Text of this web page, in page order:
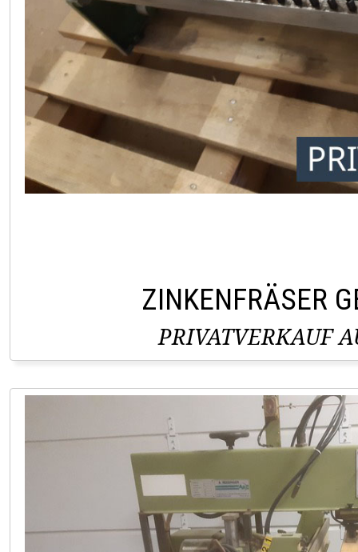
ZINKENFRÄSER
PRIVATVERKAUF